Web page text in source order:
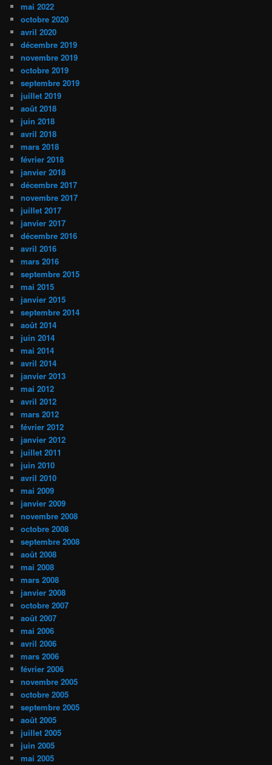
mai 2022
octobre 2020
avril 2020
décembre 2019
novembre 2019
octobre 2019
septembre 2019
juillet 2019
août 2018
juin 2018
avril 2018
mars 2018
février 2018
janvier 2018
décembre 2017
novembre 2017
juillet 2017
janvier 2017
décembre 2016
avril 2016
mars 2016
septembre 2015
mai 2015
janvier 2015
septembre 2014
août 2014
juin 2014
mai 2014
avril 2014
janvier 2013
mai 2012
avril 2012
mars 2012
février 2012
janvier 2012
juillet 2011
juin 2010
avril 2010
mai 2009
janvier 2009
novembre 2008
octobre 2008
septembre 2008
août 2008
mai 2008
mars 2008
janvier 2008
octobre 2007
août 2007
mai 2006
avril 2006
mars 2006
février 2006
novembre 2005
octobre 2005
septembre 2005
août 2005
juillet 2005
juin 2005
mai 2005